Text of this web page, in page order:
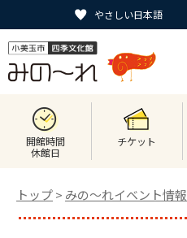
やさしい日本語
開館時間
休館日
チケット
トップ> みの〜れイベント情報